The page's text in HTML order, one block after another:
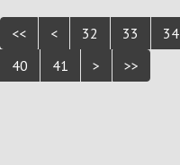
<< < 32 33 34
40
41 > >>